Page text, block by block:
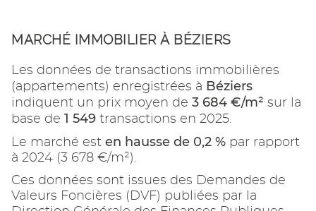
MARCHÉ IMMOBILIER À BÉZIERS
Les données de transactions immobilières
(appartements) enregistrées à Béziers
indiquent un prix moyen de 3 684 €/m² sur la
base de 1 549 transactions en 2025.
Le marché est en hausse de 0,2 % par rapport
à 2024 (3 678 €/m²).
Ces données sont issues des Demandes de
Valeurs Foncières (DVF) publiées par la